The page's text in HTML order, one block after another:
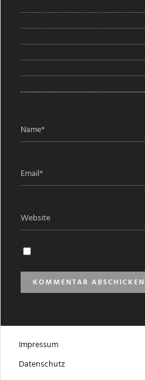
Impressum
Datenschutz